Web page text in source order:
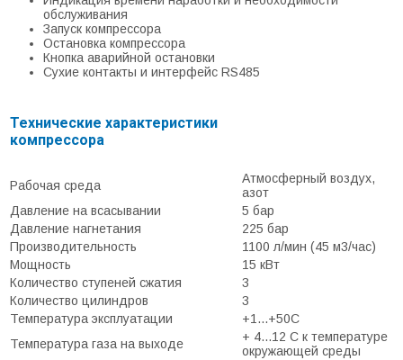
обслуживания
Запуск компрессора
Остановка компрессора
Кнопка аварийной остановки
Сухие контакты и интерфейс RS485
Технические характеристики
компрессора
Рабочая среда
Атмосферный воздух,
азот
Давление на всасывании
5 бар
Давление нагнетания
225 бар
Производительность
1100 л/мин (45 м3/час)
Мощность
15 кВт
Количество ступеней сжатия
3
Количество цилиндров
3
Температура эксплуатации
+1...+50С
Температура газа на выходе
+ 4...12 С к температуре
окружающей среды